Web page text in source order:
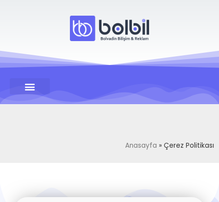
Anasayfa » Çerez Politikası